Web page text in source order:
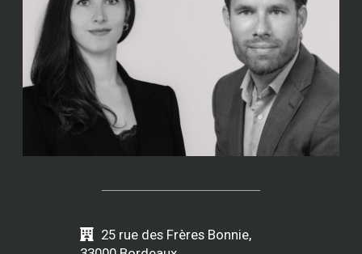
25 rue des Frères Bonnie,